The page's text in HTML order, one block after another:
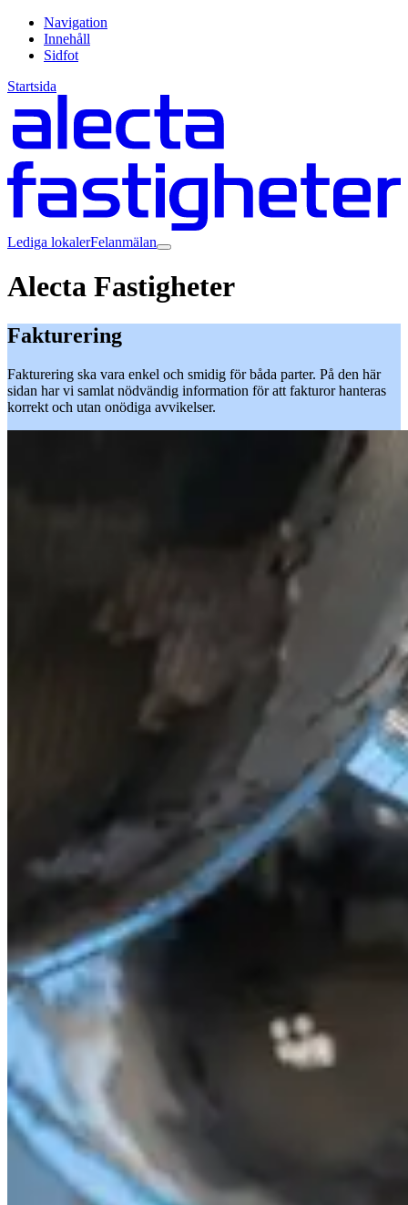
Navigation
Innehåll
Sidfot
Startsida
Lediga lokalerFelanmälan
Alecta Fastigheter
Fakturering
Fakturering ska vara enkel och smidig för båda parter. På den här
sidan har vi samlat nödvändig information för att fakturor hanteras
korrekt och utan onödiga avvikelser​.